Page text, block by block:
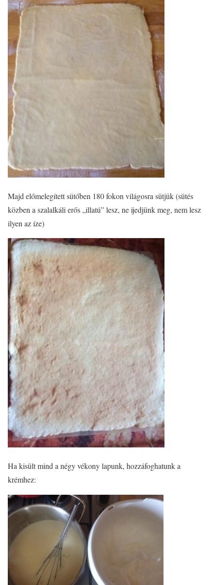
Majd előmelegített sütőben 180 fokon világosra sütjük (sütés
közben a szalalkáli erős „illatú” lesz, ne ijedjünk meg, nem lesz
ilyen az íze)
Ha kisült mind a négy vékony lapunk, hozzáfoghatunk a
krémhez: